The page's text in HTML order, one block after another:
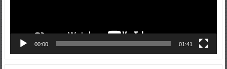
00:00 01:41